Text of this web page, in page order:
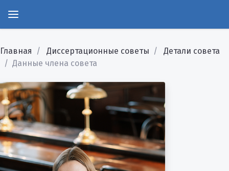
Главная Диссертационные советы
Детали совета
Данные члена совета